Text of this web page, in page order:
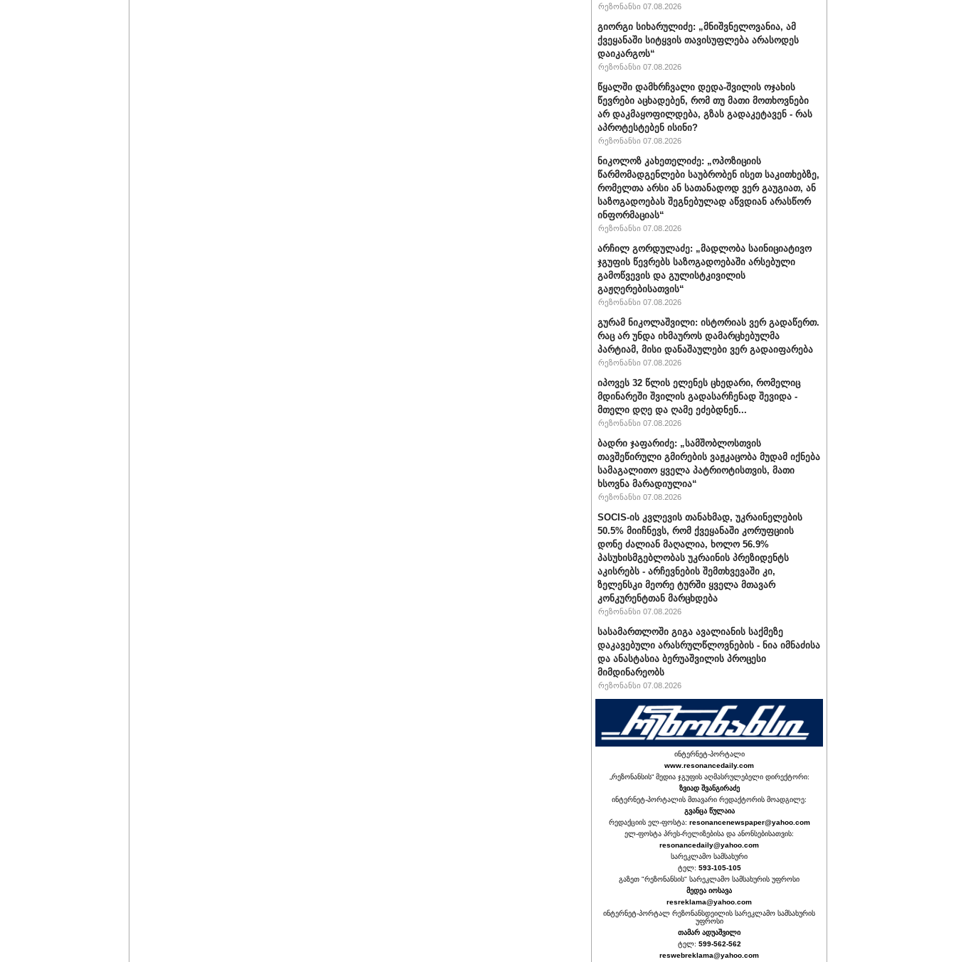
რეზონანსი 07.08.2026
გიორგი სიხარულიძე: „მნიშვნელოვანია, ამ
ქვეყანაში სიტყვის თავისუფლება არასოდეს
დაიკარგოს“
რეზონანსი 07.08.2026
წყალში დამხრჩვალი დედა-შვილის ოჯახის
წევრები აცხადებენ, რომ თუ მათი მოთხოვნები
არ დაკმაყოფილდება, გზას გადაკეტავენ - რას
აპროტესტებენ ისინი?
რეზონანსი 07.08.2026
ნიკოლოზ კახეთელიძე: „ოპოზიციის
წარმომადგენლები საუბრობენ ისეთ საკითხებზე,
რომელთა არსი ან სათანადოდ ვერ გაუგიათ, ან
საზოგადოებას შეგნებულად აწვდიან არასწორ
ინფორმაციას“
რეზონანსი 07.08.2026
არჩილ გორდულაძე: „მადლობა საინიციატივო
ჯგუფის წევრებს საზოგადოებაში არსებული
გამოწვევის და გულისტკივილის
გაჟღერებისათვის“
რეზონანსი 07.08.2026
გურამ ნიკოლაშვილი: ისტორიას ვერ გადაწერთ.
რაც არ უნდა იხმაუროს დამარცხებულმა
პარტიამ, მისი დანაშაულები ვერ გადაიფარება
რეზონანსი 07.08.2026
იპოვეს 32 წლის ელენეს ცხედარი, რომელიც
მდინარეში შვილის გადასარჩენად შევიდა -
მთელი დღე და ღამე ეძებდნენ...
რეზონანსი 07.08.2026
ბადრი ჯაფარიძე: „სამშობლოსთვის
თავშეწირული გმირების ვაჟკაცობა მუდამ იქნება
სამაგალითო ყველა პატრიოტისთვის, მათი
ხსოვნა მარადიულია“
რეზონანსი 07.08.2026
SOCIS-ის კვლევის თანახმად, უკრაინელების
50.5% მიიჩნევს, რომ ქვეყანაში კორუფციის
დონე ძალიან მაღალია, ხოლო 56.9%
პასუხისმგებლობას უკრაინის პრეზიდენტს
აკისრებს - არჩევნების შემთხვევაში კი,
ზელენსკი მეორე ტურში ყველა მთავარ
კონკურენტთან მარცხდება
რეზონანსი 07.08.2026
სასამართლოში გიგა ავალიანის საქმეზე
დაკავებული არასრულწლოვნების - ნია იმნაძისა
და ანასტასია ბერუაშვილის პროცესი
მიმდინარეობს
რეზონანსი 07.08.2026
ინტერნეტ-პორტალი
www.resonancedaily.com
„რეზონანსის“ მედია ჯგუფის აღმასრულებელი დირექტორი:
ზვიად შვანგირაძე
ინტერნეტ-პორტალის მთავარი რედაქტორის მოადგილე:
გვანცა წულაია
რედაქციის ელ-ფოსტა: resonancenewspaper@yahoo.com
ელ-ფოსტა პრეს-რელიზებისა და ანონსებისათვის:
resonancedaily@yahoo.com
სარეკლამო სამსახური
ტელ: 593-105-105
გაზეთ "რეზონანსის" სარეკლამო სამსახურის უფროსი
მედეა იოსავა
resreklama@yahoo.com
ინტერნეტ-პორტალ რეზონანსდეილის სარეკლამო სამსახურის
უფროსი
თამარ ადუაშვილი
ტელ: 599-562-562
reswebreklama@yahoo.com